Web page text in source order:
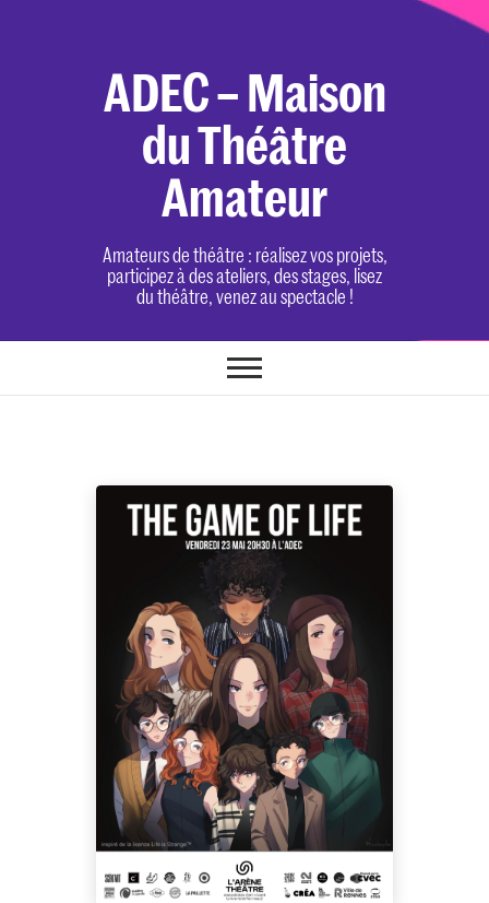
ADEC – Maison
du Théâtre
Amateur
Amateurs de théâtre : réalisez vos projets,
participez à des ateliers, des stages, lisez
du théâtre, venez au spectacle !